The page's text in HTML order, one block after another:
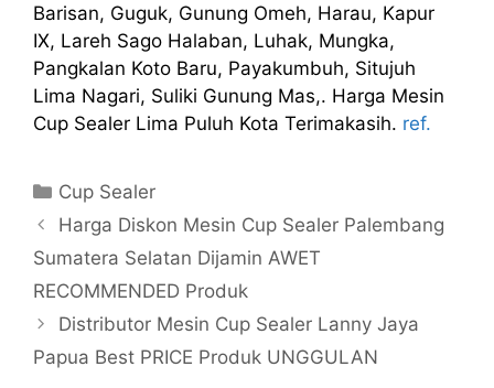
Barisan, Guguk, Gunung Omeh, Harau, Kapur
IX, Lareh Sago Halaban, Luhak, Mungka,
Pangkalan Koto Baru, Payakumbuh, Situjuh
Lima Nagari, Suliki Gunung Mas,. Harga Mesin
Cup Sealer Lima Puluh Kota Terimakasih. ref.
Kategori
Cup Sealer
Harga Diskon Mesin Cup Sealer Palembang
Sumatera Selatan Dijamin AWET
RECOMMENDED Produk
Distributor Mesin Cup Sealer Lanny Jaya
Papua Best PRICE Produk UNGGULAN